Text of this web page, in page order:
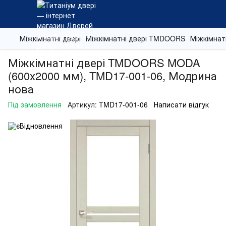
Міжкімнатні двері Міжкімнатні двері TMDOORS
Міжкімнатні двері TMDOORS MODA
(600х2000 мм), TMD17-001-06, Модрина
нова
Під замовлення Артикул: TMD17-001-06 Написати відгук